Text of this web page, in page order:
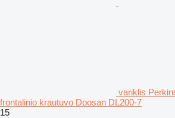
variklis
frontalinio krautuvo Doosan DL200-7
15